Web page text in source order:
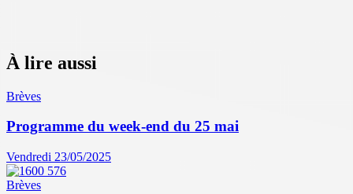
À lire aussi
Brèves
Programme du week-end du 25 mai
Vendredi 23/05/2025
Brèves